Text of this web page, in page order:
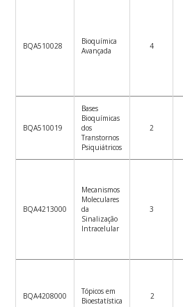
BQA510028
Bioquímica
Avançada
4
BQA510019
Bases
Bioquímicas
dos
Transtornos
Psiquiátricos
2
BQA4213000
Mecanismos
Moleculares
da
Sinalização
Intracelular
3
BQA4208000
Tópicos em
Bioestatística
2